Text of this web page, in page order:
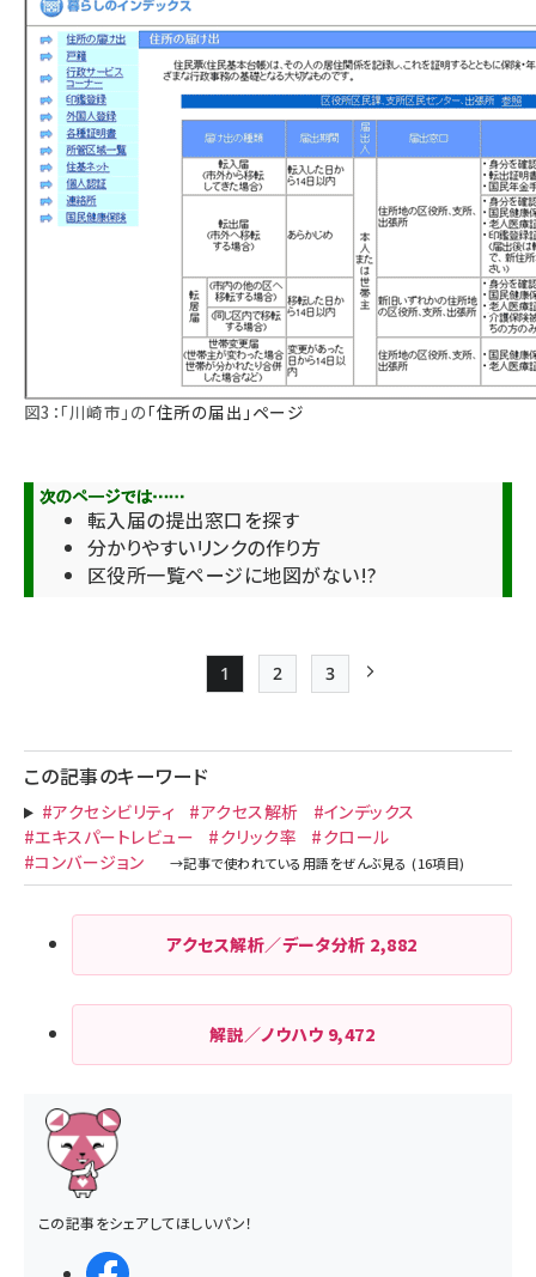
図3：「川崎市」の「住所の届出」ページ
転入届の提出窓口を探す
分かりやすいリンクの作り方
区役所一覧ページに地図がない!?
送
り
Page
1
Page
2
Page
3
この記事のキーワード
#アクセシビリティ #アクセス解析
#インデックス
#エキスパートレビュー
#クリック率
#クロール
#コンバージョン
アクセス解析／データ分析 2,882
解説／ノウハウ 9,472
この記事をシェアしてほしいパン！